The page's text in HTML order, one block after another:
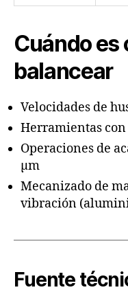
Cuándo
balancear
Velocidades de
Herramientas
Operaciones de
µm
Mecanizado de
vibración
Fuente